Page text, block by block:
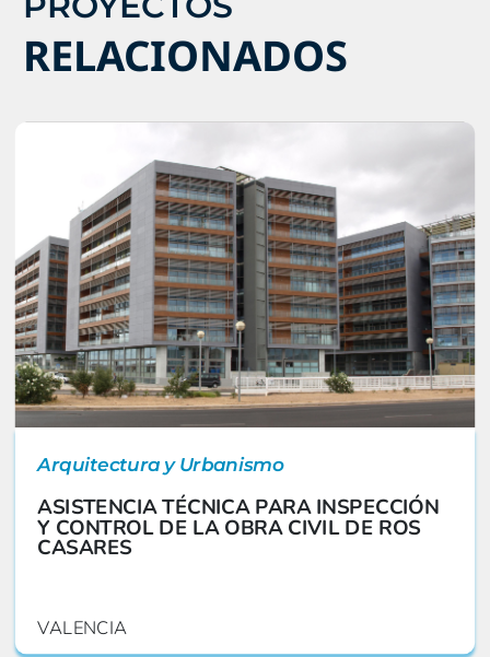
RELACIONADOS
Arquitectura y Urbanismo
ASISTENCIA TÉCNICA PARA INSPECCIÓN
Y CONTROL DE LA OBRA CIVIL DE ROS
CASARES
VALENCIA